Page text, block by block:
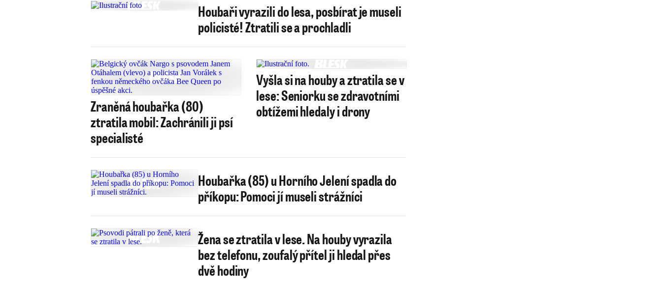
Houbaři vyrazili do lesa, posbírat je museli
policisté! Ztratili se a prochladli
Zraněná houbařka (80)
ztratila mobil: Zachránili ji psí
specialisté
Vyšla si na houby a ztratila se v
lese: Seniorku se zdravotními
obtížemi hledaly i drony
Houbařka (85) u Horního Jelení spadla do
příkopu: Pomoci jí museli strážníci
Žena se ztratila v lese. Na houby vyrazila
bez telefonu, zoufalý přítel ji hledal přes
dvě hodiny